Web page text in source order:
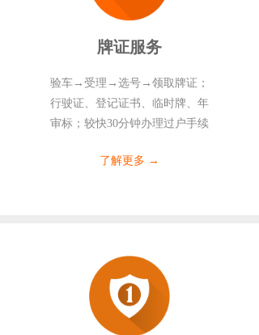
牌证服务
了解更多 →
验车→受理→选号→领取牌证；
行驶证、登记证书、临时牌、年
审标；较快30分钟办理过户手续